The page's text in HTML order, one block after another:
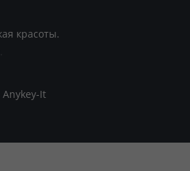
красоты.
Anykey-It